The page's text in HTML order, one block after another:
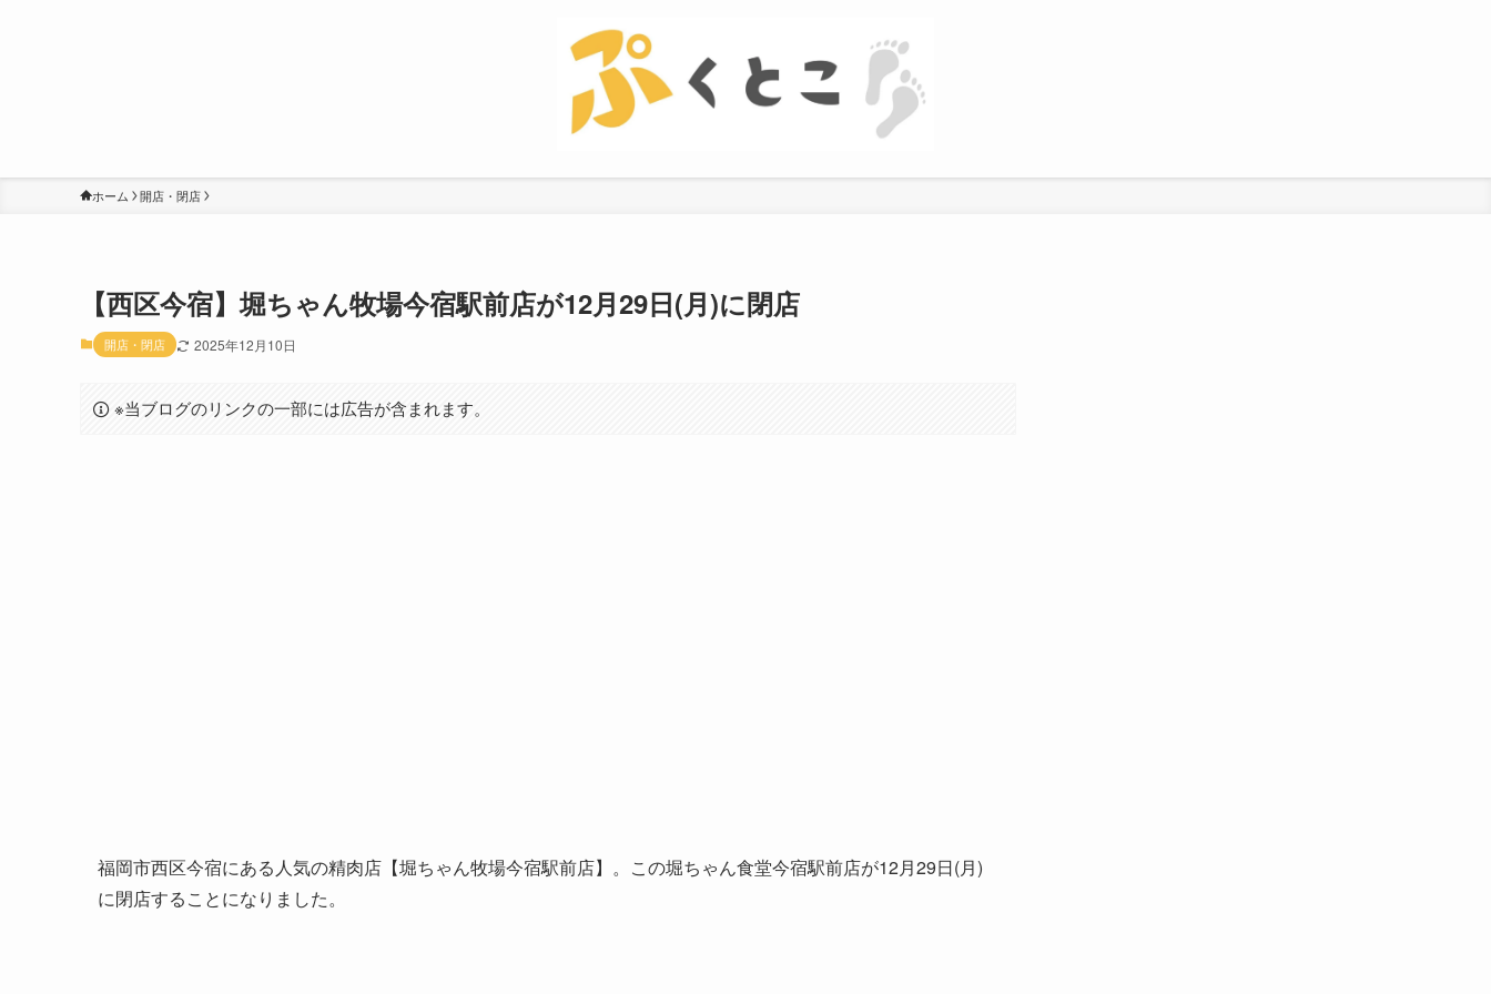
ホーム 開店・閉店
【西区今宿】堀ちゃん牧場今宿駅前店が12月29日(月)に閉店
開店・閉店 2025年12月10日
※当ブログのリンクの一部には広告が含まれます。
福岡市西区今宿にある人気の精肉店【堀ちゃん牧場今宿駅前店】。この堀ちゃん食堂今宿駅前店が12月29日(月)
に閉店することになりました。